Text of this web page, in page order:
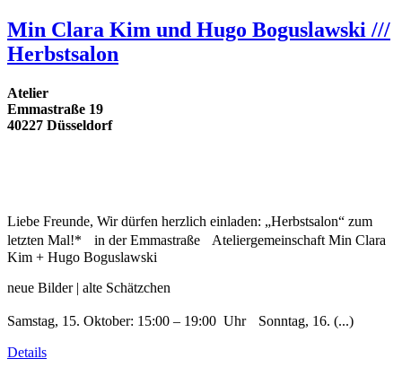
Min Clara Kim und Hugo Boguslawski ///
Herbstsalon
Atelier
Emmastraße 19
40227 Düsseldorf
Liebe Freunde, Wir dürfen herzlich einladen: „Herbstsalon“ zum
letzten Mal!* in der Emmastraße Ateliergemeinschaft Min Clara
Kim + Hugo Boguslawski
neue Bilder | alte Schätzchen
Samstag, 15. Oktober: 15:00 – 19:00 Uhr Sonntag, 16. (...)
Details